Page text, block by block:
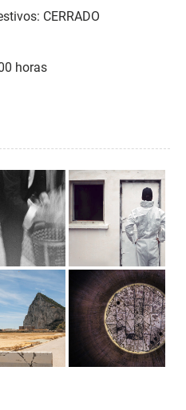
CERRADO
horas